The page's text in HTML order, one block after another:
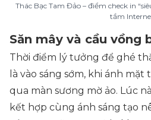
Thác Bạc Tam Đảo – điểm check in
tầm
Săn mây và cầu vồng
Thời điểm lý tưởng để ghé
là vào sáng sớm, khi ánh
qua màn sương mờ ảo. Lúc
kết hợp cùng ánh sáng tạo